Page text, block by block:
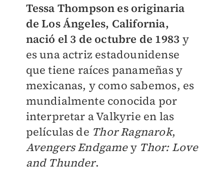
Tessa Thompson es originaria
de Los Ángeles, California,
nació el 3 de octubre de 1983 y
es una actriz estadounidense
que tiene raíces panameñas y
mexicanas, y como sabemos, es
mundialmente conocida por
interpretar a Valkyrie en las
películas de Thor Ragnarok,
Avengers Endgamey Thor: Love
and Thunder.